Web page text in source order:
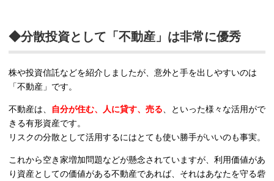
◆分散投資として「不動産」は非常に優秀
株や投資信託などを紹介しましたが、意外と手を出しやすいのは
「不動産」です。
不動産は、 自分が住む、人に貸す、売る、といった様々な活用がで
きる有形資産です。
リスクの分散として活用するにはとても使い勝手がいいのも事実。
これから空き家増加問題などが懸念されていますが、利用価値があ
り資産としての価値がある不動産であれば、それはあなたを守る砦